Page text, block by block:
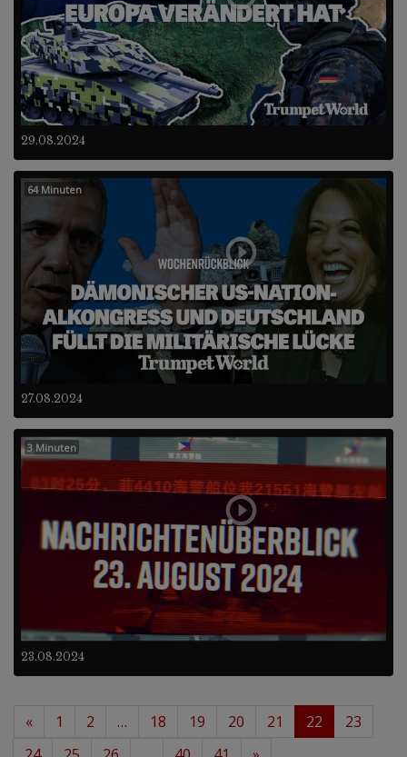
29.08.2024
27.08.2024
64 Minuten
23.08.2024
3 Minuten
« 1 2 … 18 19 20 21 22
23